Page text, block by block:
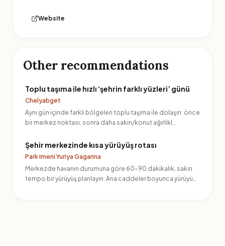
Website
Other recommendations
Toplu taşıma ile hızlı ‘şehrin farklı yüzleri’ günü
Chelyabget
Aynı gün içinde farklı bölgeleri toplu taşıma ile dolaşın: önce
bir merkez noktası, sonra daha sakin/konut ağırlıkl…
Şehir merkezinde kısa yürüyüş rotası
Park Imeni Yuriya Gagarina
Merkezde havanın durumuna göre 60–90 dakikalık, sakin
tempo bir yürüyüş planlayın. Ana caddeler boyunca yürüyüp